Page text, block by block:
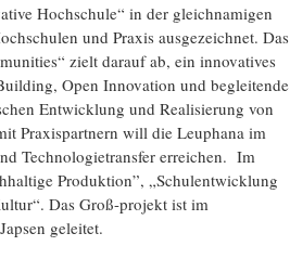
Hochschule“ in der gleichnamigen
und Praxis ausgezeichnet. Das
zielt darauf ab, ein innovatives
Open Innovation und begleitende
Entwicklung und Realisierung von
Praxispartnern will die Leuphana im
Technologietransfer erreichen. Im
Produktion”, „Schulentwicklung
Das Groß-projekt ist im
geleitet.